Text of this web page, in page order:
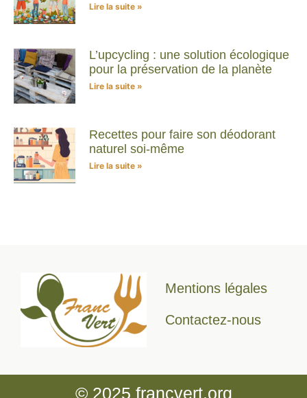
Lire la suite »
L’upcycling : une solution écologique
pour la préservation de la planète
Lire la suite »
Recettes pour faire son déodorant
naturel soi-même
Lire la suite »
Mentions légales
Contactez-nous
© 2025 francvert.org